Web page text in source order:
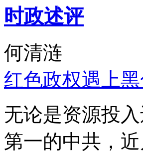
时政述评
何清涟
红色政权遇上
无论是资源投
第一的中共，